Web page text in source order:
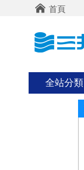
首頁
全站分類